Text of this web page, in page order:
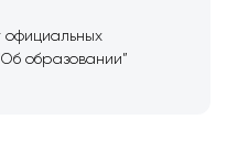
официальных
образовании”